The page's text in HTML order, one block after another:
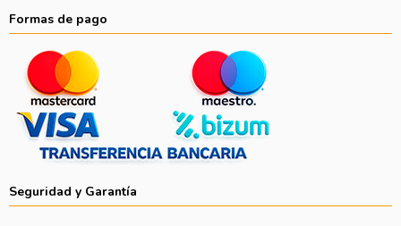
Formas de pago
Seguridad y Garantía